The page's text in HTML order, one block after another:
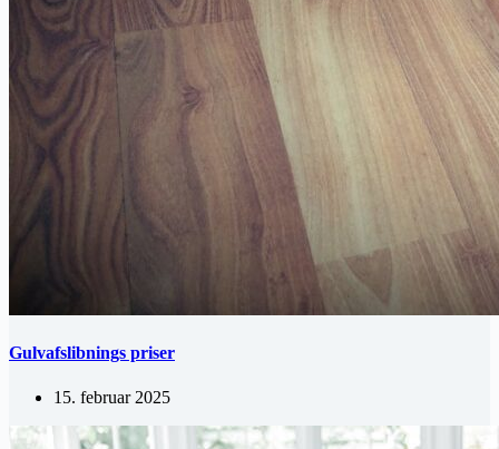
Gulvafslibnings priser
15. februar 2025